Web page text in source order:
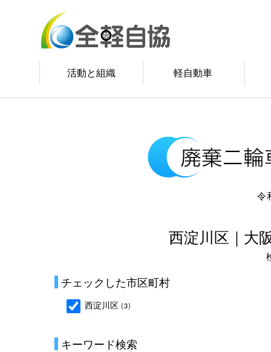
活動と組織 軽自動車
令
西淀川区｜大
チェックした市区町村
西淀川区 (3)
キーワード検索